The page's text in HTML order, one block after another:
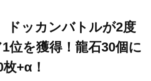
ドッカンバトルが2度
位を獲得！龍石30個に
+α！